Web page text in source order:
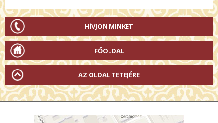
HÍVJON MINKET
FŐOLDAL
AZ OLDAL TETEJÉRE